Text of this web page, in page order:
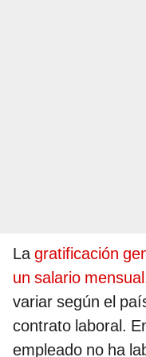
La gratificación
un salario
variar según el
contrato laboral.
empleado no ha